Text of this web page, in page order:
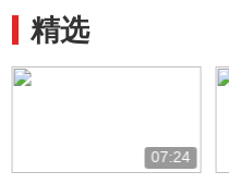
精选
07:24